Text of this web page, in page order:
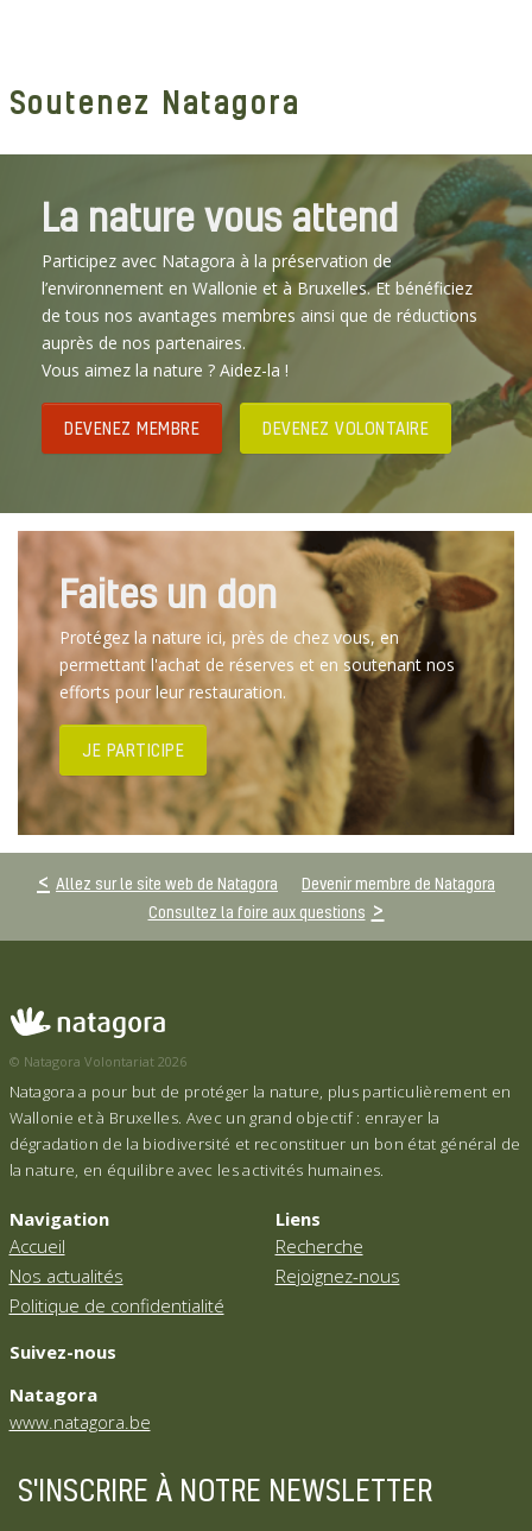
Soutenez Natagora
La nature vous attend
Participez avec Natagora à la préservation de
l’environnement en Wallonie et à Bruxelles. Et bénéficiez
de tous nos avantages membres ainsi que de réductions
auprès de nos partenaires.
Vous aimez la nature ? Aidez-la !
DEVENEZ MEMBRE DEVENEZ VOLONTAIRE
Faites un don
Protégez la nature ici, près de chez vous, en
permettant l'achat de réserves et en soutenant nos
efforts pour leur restauration.
JE PARTICIPE
Allez sur le site web de Natagora
Devenir membre de Natagora
Consultez la foire aux questions
© Natagora Volontariat 2026
Natagora a pour but de protéger la nature, plus particulièrement en
Wallonie et à Bruxelles. Avec un grand objectif : enrayer la
dégradation de la biodiversité et reconstituer un bon état général de
la nature, en équilibre avec les activités humaines.
Navigation
Accueil
Nos actualités
Politique de confidentialité
Liens
Recherche
Rejoignez-nous
Suivez-nous
Natagora
www.natagora.be
S'INSCRIRE À NOTRE NEWSLETTER